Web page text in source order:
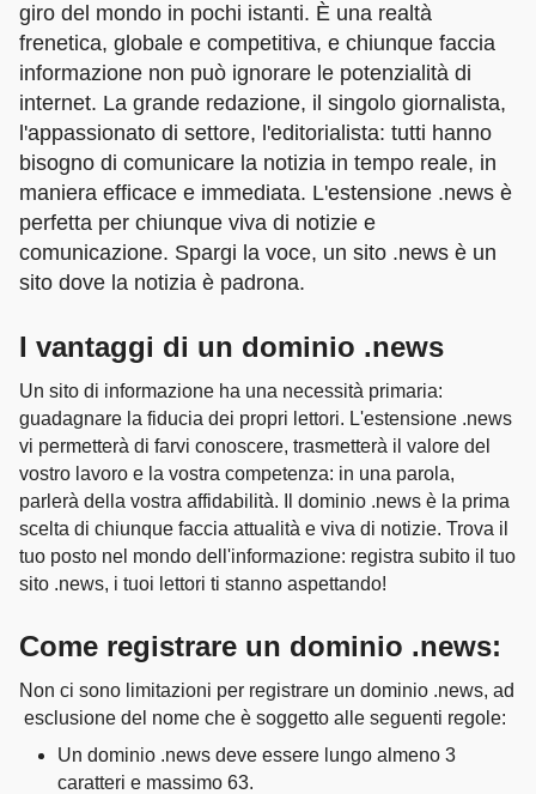
giro del mondo in pochi istanti. È una realtà
frenetica, globale e competitiva, e chiunque faccia
informazione non può ignorare le potenzialità di
internet. La grande redazione, il singolo giornalista,
l'appassionato di settore, l'editorialista: tutti hanno
bisogno di comunicare la notizia in tempo reale, in
maniera efficace e immediata. L'estensione .news è
perfetta per chiunque viva di notizie e
comunicazione. Spargi la voce, un sito .news è un
sito dove la notizia è padrona.
I vantaggi di un dominio .news
Un sito di informazione ha una necessità primaria:
guadagnare la fiducia dei propri lettori. L'estensione .news
vi permetterà di farvi conoscere, trasmetterà il valore del
vostro lavoro e la vostra competenza: in una parola,
parlerà della vostra affidabilità. Il dominio .news è la prima
scelta di chiunque faccia attualità e viva di notizie. Trova il
tuo posto nel mondo dell'informazione: registra subito il tuo
sito .news, i tuoi lettori ti stanno aspettando!
Come registrare un dominio .news:
Non ci sono limitazioni per registrare un dominio .news, ad
esclusione del nome che è soggetto alle seguenti regole:
Un dominio .news deve essere lungo almeno 3
caratteri e massimo 63.